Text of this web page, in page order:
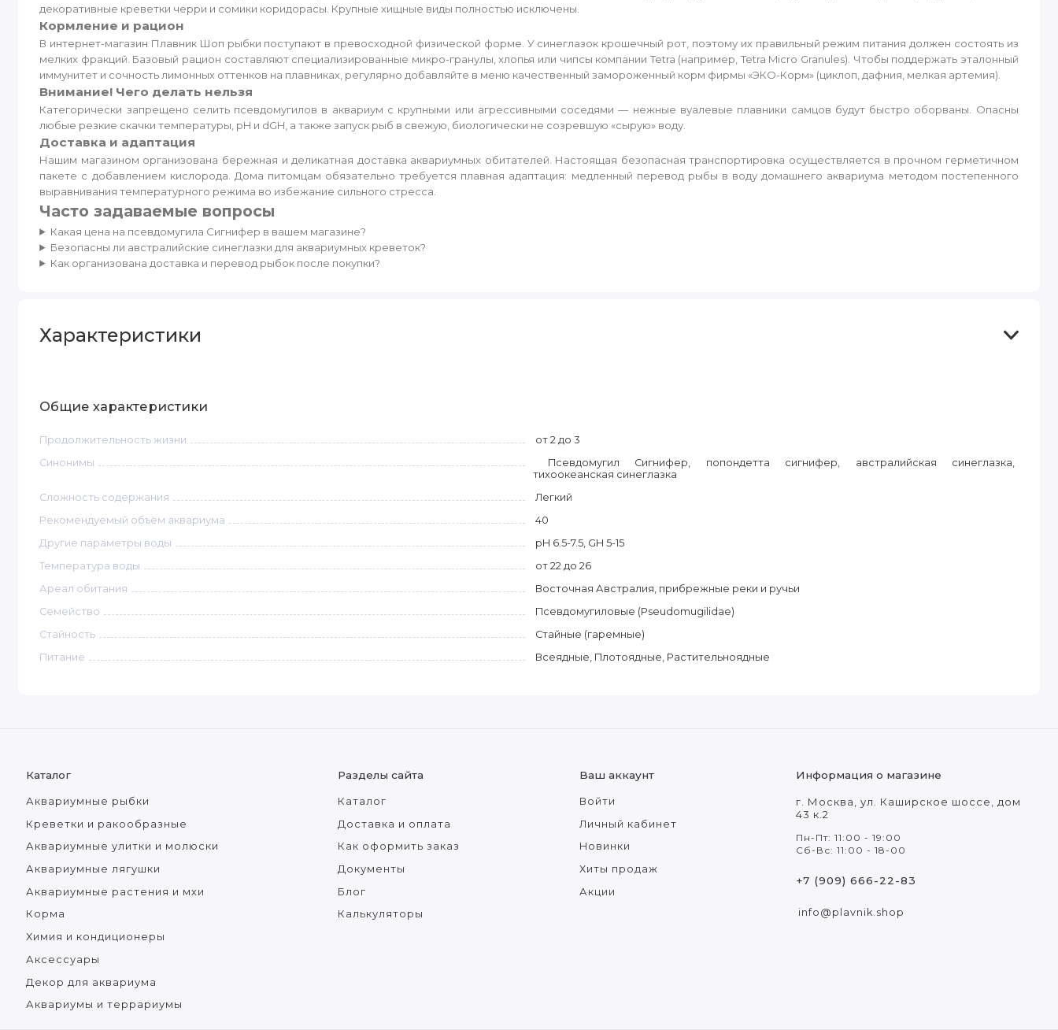
декоративные креветки черри и сомики коридорасы. Крупные хищные виды полностью исключены.
Кормление и рацион
В интернет-магазин Плавник Шоп рыбки поступают в превосходной физической форме. У синеглазок крошечный рот, поэтому их правильный режим питания должен состоять из
мелких фракций. Базовый рацион составляют специализированные микро-гранулы, хлопья или чипсы компании Tetra (например, Tetra Micro Granules). Чтобы поддержать эталонный
иммунитет и сочность лимонных оттенков на плавниках, регулярно добавляйте в меню качественный замороженный корм фирмы «ЭКО-Корм» (циклоп, дафния, мелкая артемия).
Внимание! Чего делать нельзя
Категорически запрещено селить псевдомугилов в аквариум с крупными или агрессивными соседями — нежные вуалевые плавники самцов будут быстро оборваны. Опасны
любые резкие скачки температуры, pH и dGH, а также запуск рыб в свежую, биологически не созревшую «сырую» воду.
Доставка и адаптация
Нашим магазином организована бережная и деликатная доставка аквариумных обитателей. Настоящая безопасная транспортировка осуществляется в прочном герметичном
пакете с добавлением кислорода. Дома питомцам обязательно требуется плавная адаптация: медленный перевод рыбы в воду домашнего аквариума методом постепенного
выравнивания температурного режима во избежание сильного стресса.
Часто задаваемые вопросы
Какая цена на псевдомугила Сигнифер в вашем магазине?
Безопасны ли австралийские синеглазки для аквариумных креветок?
Как организована доставка и перевод рыбок после покупки?
Характеристики
Общие характеристики
Продолжительность жизни
от 2 до 3
Синонимы
Псевдомугил Сигнифер, попондетта сигнифер, австралийская синеглазка,
тихоокеанская синеглазка
Сложность содержания
Легкий
Рекомендуемый объём аквариума
40
Другие параметры воды
pH 6.5-7.5, GH 5-15
Температура воды
от 22 до 26
Ареал обитания
Восточная Австралия, прибрежные реки и ручьи
Семейство
Псевдомугиловые (Pseudomugilidae)
Стайность
Стайные (гаремные)
Питание
Всеядные, Плотоядные, Растительноядные
Каталог
Аквариумные рыбки
Креветки и ракообразные
Аквариумные улитки и молюски
Аквариумные лягушки
Аквариумные растения и мхи
Корма
Химия и кондиционеры
Аксессуары
Декор для аквариума
Аквариумы и террариумы
Разделы сайта
Каталог
Доставка и оплата
Как оформить заказ
Документы
Блог
Калькуляторы
Ваш аккаунт
Войти
Личный кабинет
Новинки
Хиты продаж
Акции
Информация о магазине
г. Москва, ул. Каширское шоссе, дом
43 к.2
Пн-Пт: 11:00 - 19:00
Сб-Вс: 11:00 - 18-00
+7 (909) 666-22-83
info@plavnik.shop